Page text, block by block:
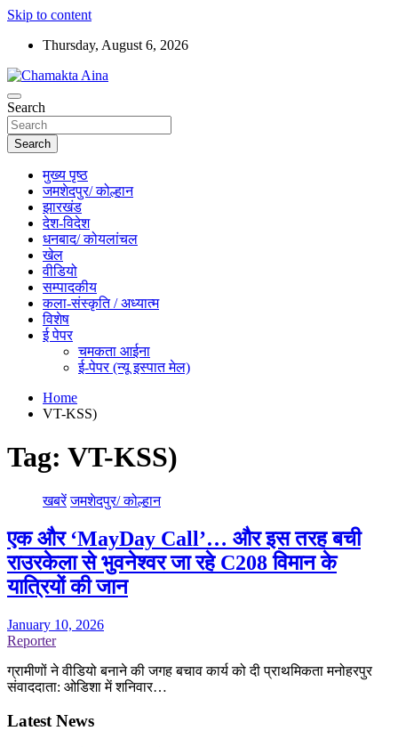
Skip to content
Thursday, August 6, 2026
Chamakta Aina
Hindi News Paper – Jharkhand
Search
Search
मुख्य पृष्ठ
जमशेदपुर/ कोल्हान
झारखंड
देश-विदेश
धनबाद/ कोयलांचल
खेल
वीडियो
सम्पादकीय
कला-संस्कृति / अध्यात्म
विशेष
ई पेपर
चमकता आईना
ई-पेपर (न्यू इस्पात मेल)
Home
VT-KSS)
Tag: VT-KSS)
खबरें जमशेदपुर/ कोल्हान
एक और ‘MayDay Call’… और इस तरह बची
राउरकेला से भुवनेश्वर जा रहे C208 विमान के
यात्रियों की जान
January 10, 2026
Reporter
ग्रामीणों ने वीडियो बनाने की जगह बचाव कार्य को दी प्राथमिकता मनोहरपुर
संवाददाता: ओडिशा में शनिवार…
Latest News